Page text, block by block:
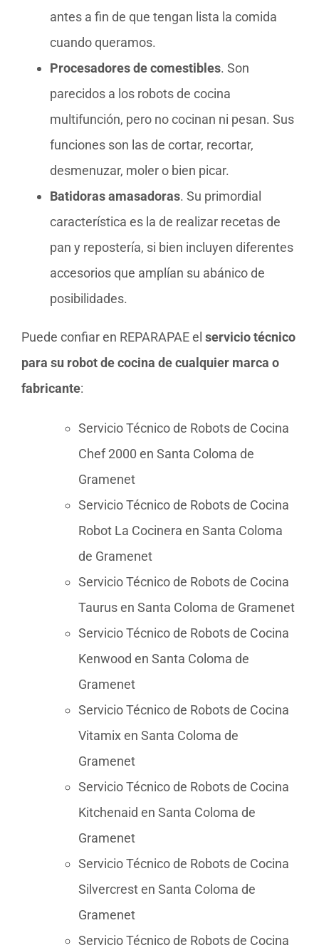
antes a fin de que tengan lista la comida
cuando queramos.
Procesadores de comestibles. Son
parecidos a los robots de cocina
multifunción, pero no cocinan ni pesan. Sus
funciones son las de cortar, recortar,
desmenuzar, moler o bien picar.
Batidoras amasadoras. Su primordial
característica es la de realizar recetas de
pan y repostería, si bien incluyen diferentes
accesorios que amplían su abánico de
posibilidades.
Puede confiar en REPARAPAE el servicio técnico
para su robot de cocina de cualquier marca o
fabricante:
Servicio Técnico de Robots de Cocina
Chef 2000 en Santa Coloma de
Gramenet
Servicio Técnico de Robots de Cocina
Robot La Cocinera en Santa Coloma
de Gramenet
Servicio Técnico de Robots de Cocina
Taurus en Santa Coloma de Gramenet
Servicio Técnico de Robots de Cocina
Kenwood en Santa Coloma de
Gramenet
Servicio Técnico de Robots de Cocina
Vitamix en Santa Coloma de
Gramenet
Servicio Técnico de Robots de Cocina
Kitchenaid en Santa Coloma de
Gramenet
Servicio Técnico de Robots de Cocina
Silvercrest en Santa Coloma de
Gramenet
Servicio Técnico de Robots de Cocina